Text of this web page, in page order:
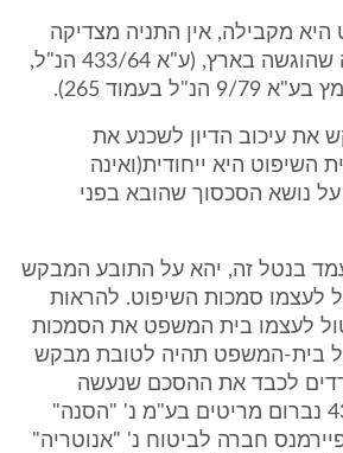
היא מקבילה, אין התניה מצדיקה
עיכוב הדיון בתביעה שהוגשה בארץ, (ע"א 433/64 הנ"ל,
את עיכוב הדיון לשכנע את
השיפוט היא ייחודית(ואינה
נושא הסכסוך שהובא בפני
בנטל זה, יהא על התובע המבקש
לעצמו סמכות השיפוט. להראות
לעצמו בית המשפט את הסמכות
של בית-המשפט תהיה לטובת מבקש
לכבד את ההסכם שנעשה
ביניהם. (ע"א 433/74 נברום מריטים בע"מ נ' "הסנה"
ע"א 194/79 פיירמנס חברה לביטוח נ' "אנוטריה"